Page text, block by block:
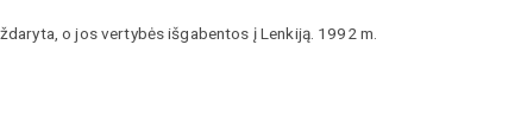
o jos vertybės išgabentos į Lenkiją. 1992 m.